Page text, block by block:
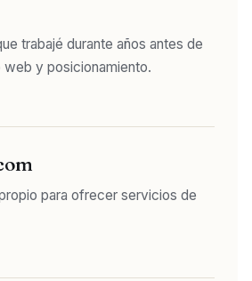
trabajé durante años antes de
web y posicionamiento.
para ofrecer servicios de